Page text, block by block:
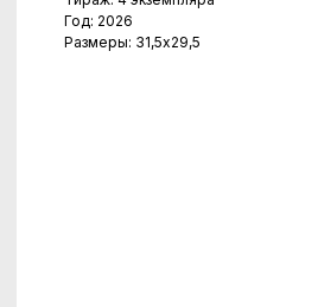
Год: 2026
Размеры: 31,5х29,5